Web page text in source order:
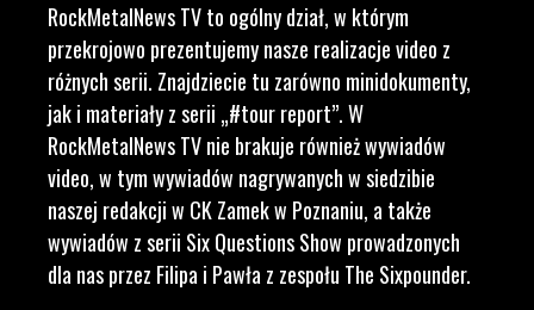
RockMetalNews TV to ogólny dział, w którym
przekrojowo prezentujemy nasze realizacje video z
różnych serii. Znajdziecie tu zarówno minidokumenty,
jak i materiały z serii „#tour report”. W
RockMetalNews TV nie brakuje również wywiadów
video, w tym wywiadów nagrywanych w siedzibie
naszej redakcji w CK Zamek w Poznaniu, a także
wywiadów z serii Six Questions Show prowadzonych
dla nas przez Filipa i Pawła z zespołu The Sixpounder.